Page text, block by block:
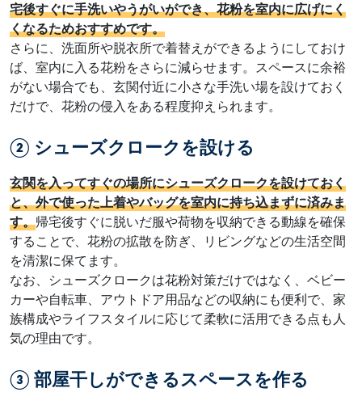
宅後すぐに手洗いやうがいができ、花粉を室内に広げにく
くなるためおすすめです。
さらに、洗面所や脱衣所で着替えができるようにしておけ
ば、室内に入る花粉をさらに減らせます。スペースに余裕
がない場合でも、玄関付近に小さな手洗い場を設けておく
だけで、花粉の侵入をある程度抑えられます。
② シューズクロークを設ける
玄関を入ってすぐの場所にシューズクロークを設けておく
と、外で使った上着やバッグを室内に持ち込まずに済みま
す。帰宅後すぐに脱いだ服や荷物を収納できる動線を確保
することで、花粉の拡散を防ぎ、リビングなどの生活空間
を清潔に保てます。
なお、シューズクロークは花粉対策だけではなく、ベビー
カーや自転車、アウトドア用品などの収納にも便利で、家
族構成やライフスタイルに応じて柔軟に活用できる点も人
気の理由です。
③ 部屋干しができるスペースを作る